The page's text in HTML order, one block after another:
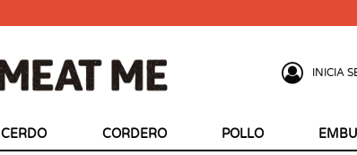
INICIA
CERDO CORDERO POLLO